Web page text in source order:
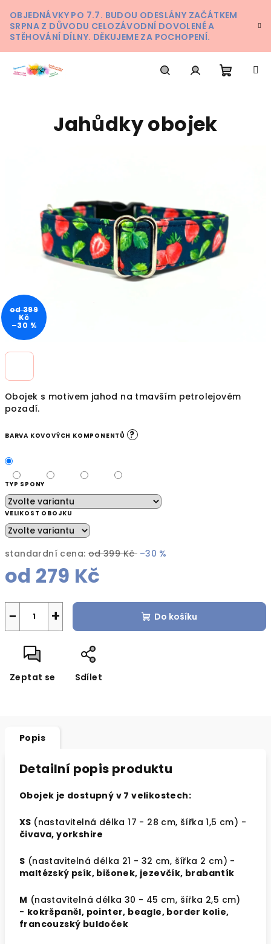
na
obsah
OBJEDNÁVKY PO 7.7. BUDOU ODESLÁNY ZAČÁTKEM
SRPNA Z DŮVODU CELOZÁVODNÍ DOVOLENÉ A
STĚHOVÁNÍ DÍLNY. DĚKUJEME ZA POCHOPENÍ.
Obojek s motivem jahod na tmavším petrolejovém
pozadí.
BARVA KOVOVÝCH KOMPONENTŮ ?
TYP SPONY
VELIKOST OBOJKU
standardní cena: od 399 Kč –30 %
od 279 Kč
+
− Do košíku
Zeptat se Sdílet
Jahůdky obojek
od 399
Kč
–30 %
Popis
Detailní popis produktu
Obojek je dostupný v 7 velikostech:
XS (nastavitelná délka 17 - 28 cm, šířka 1,5 cm) -
čivava, yorkshire
S (nastavitelná délka 21 - 32 cm, šířka 2 cm) -
maltézský psík, bišonek, jezevčík, brabantík
M (nastavitelná délka 30 - 45 cm, šířka 2,5 cm)
- kokršpaněl, pointer, beagle, border kolie,
francouzský buldoček